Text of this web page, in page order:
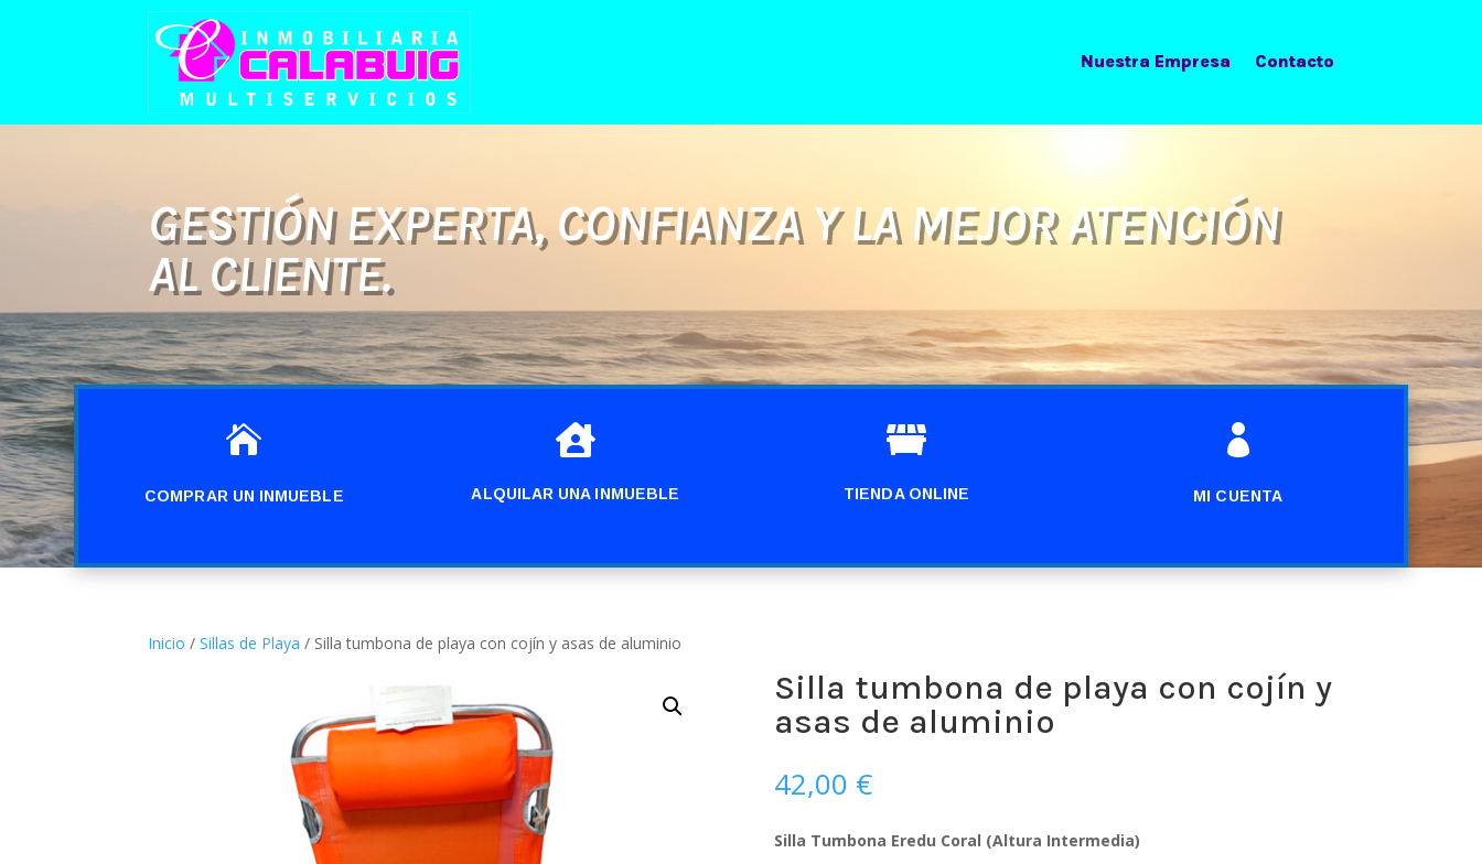
Nuestra Empresa Contacto
GESTIÓN EXPERTA, CONFIANZA Y LA MEJOR ATENCIÓN
AL CLIENTE.

COMPRAR UN INMUEBLE

ALQUILAR UNA INMUEBLE

TIENDA ONLINE

MI CUENTA
Inicio /Sillas de Playa / Silla tumbona de playa con cojín y asas de aluminio
Silla tumbona de playa con cojín y
asas de aluminio
42,00 €
Silla Tumbona Eredu Coral (Altura Intermedia)